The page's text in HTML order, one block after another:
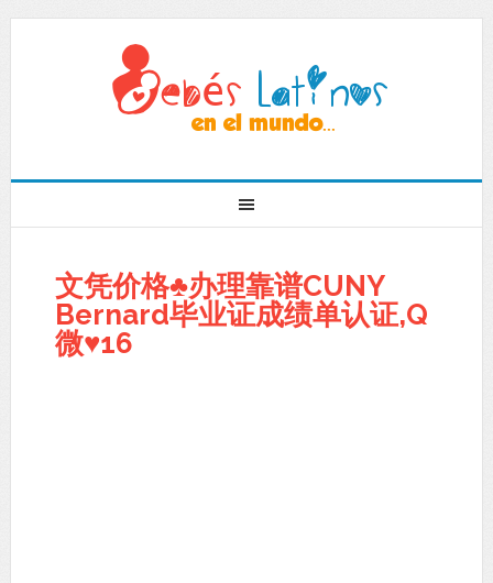
文凭价格♣办理靠谱CUNY
Bernard毕业证成绩单认证,Q
微♥16